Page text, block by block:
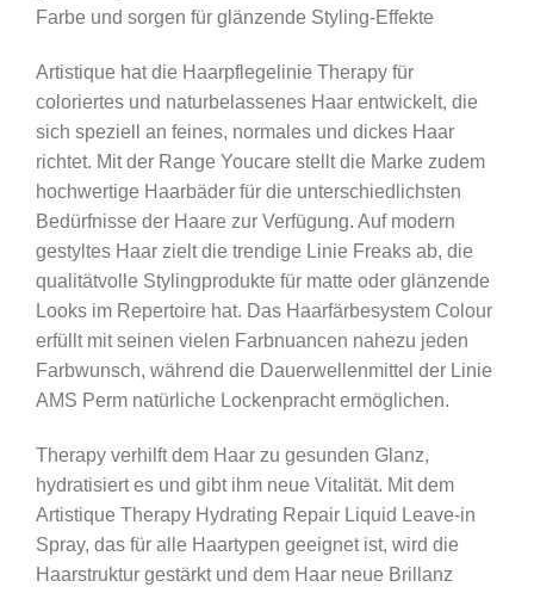
Farbe und sorgen für glänzende Styling-Effekte
Artistique hat die Haarpflegelinie Therapy für
coloriertes und naturbelassenes Haar entwickelt, die
sich speziell an feines, normales und dickes Haar
richtet. Mit der Range Youcare stellt die Marke zudem
hochwertige Haarbäder für die unterschiedlichsten
Bedürfnisse der Haare zur Verfügung. Auf modern
gestyltes Haar zielt die trendige Linie Freaks ab, die
qualitätvolle Stylingprodukte für matte oder glänzende
Looks im Repertoire hat. Das Haarfärbesystem Colour
erfüllt mit seinen vielen Farbnuancen nahezu jeden
Farbwunsch, während die Dauerwellenmittel der Linie
AMS Perm natürliche Lockenpracht ermöglichen.
Therapy verhilft dem Haar zu gesunden Glanz,
hydratisiert es und gibt ihm neue Vitalität. Mit dem
Artistique Therapy Hydrating Repair Liquid Leave-in
Spray, das für alle Haartypen geeignet ist, wird die
Haarstruktur gestärkt und dem Haar neue Brillanz